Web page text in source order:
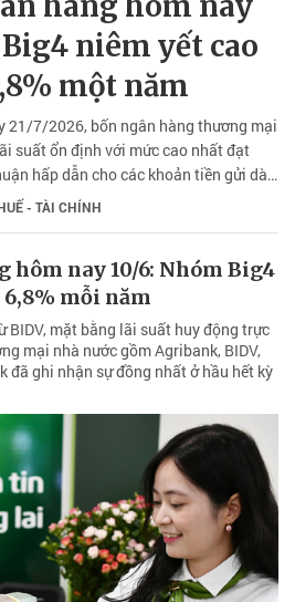
niêm yết cao
một năm
21/7/2026, bốn ngân hàng thương mại
suất ổn định với mức cao nhất đạt
hấp dẫn cho các khoản tiền gửi dài
hạn.
- TÀI CHÍNH
hôm nay 10/6: Nhóm Big4
mỗi năm
BIDV, mặt bằng lãi suất huy động trực
mại nhà nước gồm Agribank, BIDV,
đã ghi nhận sự đồng nhất ở hầu hết kỳ